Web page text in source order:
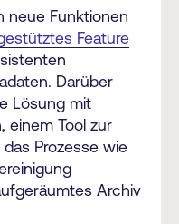
neue Funktionen
Feature
Darüber
Lösung mit
einem Tool zur
Prozesse wie
Archiv